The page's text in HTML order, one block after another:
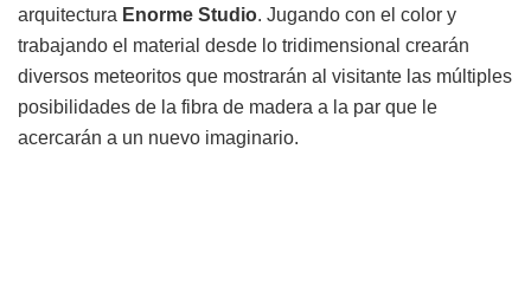
arquitectura Enorme Studio. Jugando con el color y
trabajando el material desde lo tridimensional crearán
diversos meteoritos que mostrarán al visitante las múltiples
posibilidades de la fibra de madera a la par que le
acercarán a un nuevo imaginario.